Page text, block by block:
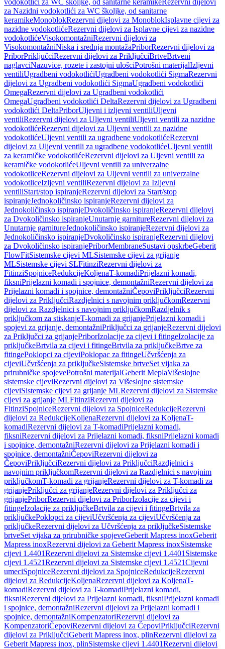
vodokotlići za WC školjke, od sanitarne keramikeRezervni dijelovi
za Nazidni vodokotlići za WC školjke, od sanitarne
keramikeMonoblokRezervni dijelovi za MonoblokIsplavne cijevi za
nazidne vodokotlićeRezervni dijelovi za Isplavne cijevi za nazidne
vodokotlićeVisokomontažniRezervni dijelovi za
VisokomontažniNiska i srednja montažaPriborRezervni dijelovi za
PriborPriključciRezervni dijelovi za PriključciBrtveBrtveni
naglavciNazuvice, rozete i zastojni ulošciPotrošni materijalIzljevni
ventiliUgradbeni vodokotlićiUgradbeni vodokotlići SigmaRezervni
dijelovi za Ugradbeni vodokotlići SigmaUgradbeni vodokotlići
OmegaRezervni dijelovi za Ugradbeni vodokotlići
OmegaUgradbeni vodokotlići DeltaRezervni dijelovi za Ugradbeni
vodokotlići DeltaPriborUljevni i izljevni ventiliUljevni
ventiliRezervni dijelovi za Uljevni ventiliUljevni ventili za nazidne
vodokotlićeRezervni dijelovi za Uljevni ventili za nazidne
vodokotlićeUljevni ventili za ugradbene vodokotlićeRezervni
dijelovi za Uljevni ventili za ugradbene vodokotlićeUljevni ventili
za keramičke vodokotlićeRezervni dijelovi za Uljevni ventili za
keramičke vodokotlićeUljevni ventili za univerzalne
vodokotliceRezervni dijelovi za Uljevni ventili za univerzalne
vodokotliceIzljevni ventiliRezervni dijelovi za Izljevni
ventiliStart/stop ispiranjeRezervni dijelovi za Start/stop
ispiranjeJednokoličinsko ispiranjeRezervni dijelovi za
Jednokoličinsko ispiranjeDvokoličinsko ispiranjeRezervni dijelovi
za Dvokoličinsko ispiranjeUnutarnje garnitureRezervni dijelovi za
Unutarnje garnitureJednokoličinsko ispiranjeRezervni dijelovi za
Jednokoličinsko ispiranjeDvokoličinsko ispiranjeRezervni dijelovi
za Dvokoličinsko ispiranjePriborMembraneSustavi opskrbeGeberit
FlowFitSistemske cijevi MLSistemske cijevi za grijanje
MLSistemske cijevi SLFitinziRezervni dijelovi za
FitinziSpojniceRedukcijeKoljenaT-komadiPrijelazni komadi,
fiksniPrijelazni komadi i spojnice, demontažniRezervni dijelovi za
Prijelazni komadi i spojnice, demontažniČepoviPriključciRezervni
dijelovi za PriključciRazdjelnici s navojnim priključkomRezervni
dijelovi za Razdjelnici s navojnim priključkomRazdjelnik s
priključkom za stiskanjeT-komadi za grijanjePrijelazni komadi i
spojevi za grijanje, demontažniPriključci za grijanjeRezervni dijelovi
za Priključci za grijanjePriborIzolacije za cijevi i fitingeIzolacije za
priključkeBrtvila za cijevi i fitingeBrtvila za priključkeBrtve za
fitingePoklopci za cijeviPoklopac za fitingeUčvršćenja za
cijeviUčvršćenja za priključkeSistemske brtveSet vijaka za
prirubničke spojevePotrošni materijalGeberit MeplaVišeslojne
sistemske cijeviRezervni dijelovi za Višeslojne sistemske
cijeviSistemske cijevi za grijanje MLRezervni dijelovi za Sistemske
cijevi za grijanje MLFitinziRezervni dijelovi za
FitinziSpojniceRezervni dijelovi za SpojniceRedukcijeRezervni
dijelovi za RedukcijeKoljenaRezervni dijelovi za KoljenaT-
komadiRezervni dijelovi za T-komadiPrijelazni komadi,
fiksniRezervni dijelovi za Prijelazni komadi, fiksniPrijelazni komadi
i spojnice, demontažniRezervni dijelovi za Prijelazni komadi i
spojnice, demontažniČepoviRezervni dijelovi za
ČepoviPriključciRezervni dijelovi za PriključciRazdjelnici s
navojnim priključkomRezervni dijelovi za Razdjelnici s navojnim
priključkomT-komadi za grijanjeRezervni dijelovi za T-komadi za
grijanjePriključci za grijanjeRezervni dijelovi za Priključci za
grijanjePriborRezervni dijelovi za PriborIzolacije za cijevi i
fitingeIzolacije za priključkeBrtvila za cijevi i fitingeBrtvila za
priključkePoklopci za cijeviUčvršćenja za cijeviUčvršćenja za
priključkeRezervni dijelovi za Učvršćenja za priključkeSistemske
brtveSet vijaka za prirubničke spojeveGeberit Mapress inoxGeberit
Mapress inoxRezervni dijelovi za Geberit Mapress inoxSistemske
cijevi 1.4401Rezervni dijelovi za Sistemske cijevi 1.4401 Sistemske
cijevi 1.4521Rezervni dijelovi za Sistemske cijevi 1.4521Cijevni
umeciSpojniceRezervni dijelovi za SpojniceRedukcijeRezervni
dijelovi za RedukcijeKoljenaRezervni dijelovi za KoljenaT-
komadiRezervni dijelovi za T-komadiPrijelazni komadi,
fiksniRezervni dijelovi za Prijelazni komadi, fiksniPrijelazni komadi
i spojnice, demontažniRezervni dijelovi za Prijelazni komadi i
spojnice, demontažniKompenzatoriRezervni dijelovi za
KompenzatoriČepoviRezervni dijelovi za ČepoviPriključciRezervni
dijelovi za PriključciGeberit Mapress inox, plinRezervni dijelovi za
Geberit Mapress inox, plinSistemske cijevi 1.4401Rezervni dijelovi